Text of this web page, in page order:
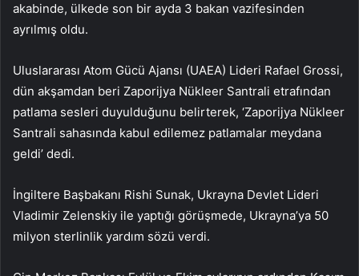
akabinde, ülkede son bir ayda 3 bakan vazifesinden
ayrılmış oldu.
Uluslararası Atom Gücü Ajansı (UAEA) Lideri Rafael Grossi,
dün akşamdan beri Zaporijya Nükleer Santrali etrafından
patlama sesleri duyulduğunu belirterek, ‘Zaporijya Nükleer
Santrali sahasında kabul edilemez patlamalar meydana
geldi’ dedi.
İngiltere Başbakanı Rishi Sunak, Ukrayna Devlet Lideri
Vladimir Zelenskiy ile yaptığı görüşmede, Ukrayna’ya 50
milyon sterlinlik yardım sözü verdi.